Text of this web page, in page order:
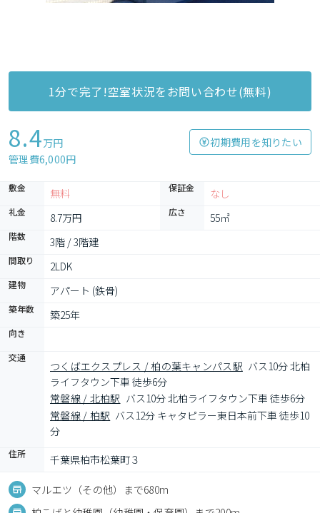
1分で完了!空室状況をお問い合わせ(無料)
8.4万円
管理費6,000円
初期費用を知りたい
敷金 無料 保証金 なし
礼金 8.7万円 広さ 55㎡
階数 3階 / 3階建
間取り 2LDK
建物 アパート (鉄骨)
築年数 築25年
向き
交通
つくばエクスプレス / 柏の葉キャンパス駅 バス10分 北柏
ライフタウン下車 徒歩6分
常磐線 / 北柏駅 バス10分 北柏ライフタウン下車 徒歩6分
常磐線 / 柏駅 バス12分 キャタピラー東日本前下車 徒歩10
分
住所 千葉県柏市松葉町３
マルエツ（その他）まで680m